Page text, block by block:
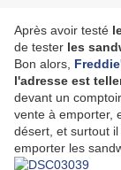
Après avoir testé
de tester les
Bon alors,
l'adresse est
devant un
vente à emporter,
désert, et surtout
emporter les